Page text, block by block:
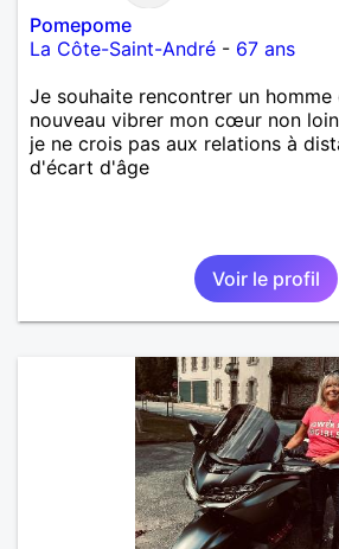
Pomepome
La Côte-Saint-André - 67 ans
Je souhaite rencontrer un homme
nouveau vibrer mon cœur non
je ne crois pas aux relations à
d'écart d'âge
Voir le profil